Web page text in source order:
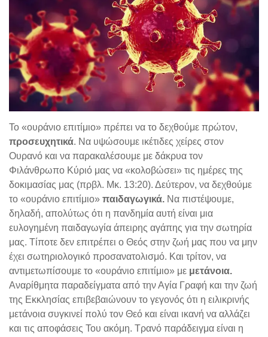
Το «ουράνιο επιτίμιο» πρέπει να το δεχθούμε πρώτον,
προσευχητικά. Να υψώσουμε ικέτιδες χείρες στον
Ουρανό και να παρακαλέσουμε με δάκρυα τον
Φιλάνθρωπο Κύριό μας να «κολοβώσει» τις ημέρες της
δοκιμασίας μας (πρβλ. Μκ. 13:20). Δεύτερον, να δεχθούμε
το «ουράνιο επιτίμιο» παιδαγωγικά. Να πιστέψουμε,
δηλαδή, απολύτως ότι η πανδημία αυτή είναι μια
ευλογημένη παιδαγωγία άπειρης αγάπης για την σωτηρία
μας. Τίποτε δεν επιτρέπει ο Θεός στην ζωή μας που να μην
έχει σωτηριολογικό προσανατολισμό. Και τρίτον, να
αντιμετωπίσουμε το «ουράνιο επιτίμιο» με μετάνοια.
Αναρίθμητα παραδείγματα από την Αγία Γραφή και την ζωή
της Εκκλησίας επιβεβαιώνουν το γεγονός ότι η ειλικρινής
μετάνοια συγκινεί πολύ τον Θεό και είναι ικανή να αλλάζει
και τις αποφάσεις Του ακόμη. Τρανό παράδειγμα είναι η